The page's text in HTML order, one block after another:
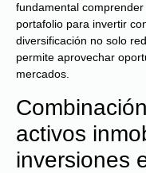
fundamental
portafolio para invertir
diversificación no solo
permite aprovechar
mercados.
activos
inversiones